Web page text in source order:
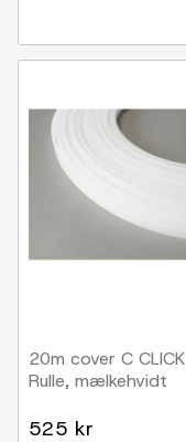
20m cover C CLICK
Rulle, mælkehvidt
525 kr